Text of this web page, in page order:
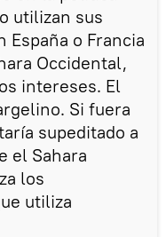
utilizan sus
o Francia
Occidental,
intereses. El
Si fuera
supeditado a
el Sahara
los
utiliza